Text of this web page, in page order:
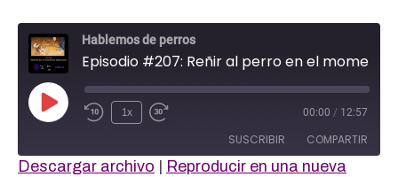
Hablemos de perros
Reproducir1x 00:00 / 12:57
SUSCRIBIR COMPARTIR
Descargar archivo
Reproducir en una nueva